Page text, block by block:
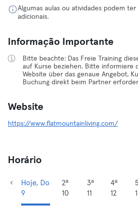
Algumas aulas ou atividades podem
adicionais.
Informação Importante
Bitte beachte: Das Freie Training
auf Kurse beziehen. Bitte informiere
Website über das genaue Angebot,
Buchung direkt beim Partner
Website
https://www.flatmountainliving.com/
Horário
Hoje, Do
9
2ª
10
3ª
11
4ª
12